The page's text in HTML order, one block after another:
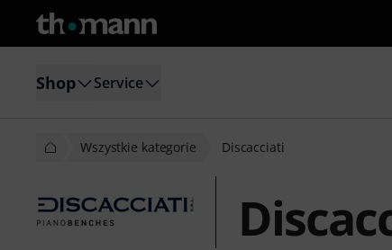
Shop Service
Wszystkie kategorie Discacciati